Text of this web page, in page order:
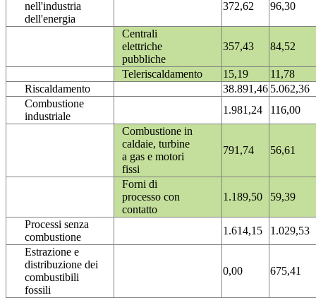
nell'industria
dell'energia
372,62 96,30
Centrali
elettriche
pubbliche
357,43 84,52
Teleriscaldamento 15,19
11,78
Riscaldamento
38.891,46 5.062,36
Combustione
industriale
1.981,24
116,00
Combustione in
caldaie, turbine
a gas e motori
fissi
791,74 56,61
Forni di
processo con
contatto
1.189,50 59,39
Processi senza
combustione
1.614,15
1.029,53
Estrazione e
distribuzione dei
combustibili
fossili
0,00 675,41